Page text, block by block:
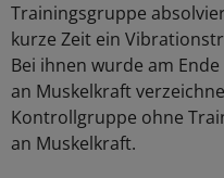
Trainingsgruppe
kurze Zeit ein
Bei ihnen wurde am
an Muskelkraft
Kontrollgruppe ohne
an Muskelkraft.